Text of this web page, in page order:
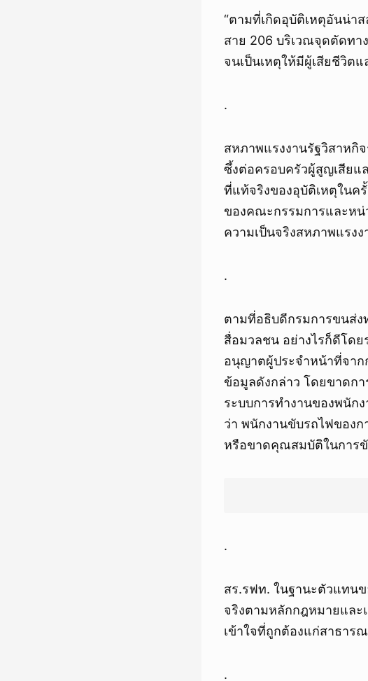
“ตามที่เกิดอุบัติเหตุอันน่า
สาย 206 บริเวณจุดตัดทา
จนเป็นเหตุให้มีผู้เสียชีวิต
.
สหภาพแรงงานรัฐวิสาหกิ
ซึ้งต่อครอบครัวผู้สูญเสียแ
ที่แท้จริงของอุบัติเหตุในค
ของคณะกรรมการและหน่
ความเป็นจริงสหภาพแรง
.
ตามที่อธิบดีกรมการขนส่ง
สื่อมวลชน อย่างไรก็ดีโดย
อนุญาตผู้ประจำหน้าที่จาก
ข้อมูลดังกล่าว โดยขาดก
ระบบการทำงานของพนัก
ว่า พนักงานขับรถไฟของ
หรือขาดคุณสมบัติในการ
.
สร.รฟท. ในฐานะตัวแทน
จริงตามหลักกฎหมายและ
เข้าใจที่ถูกต้องแก่สาธาร
.